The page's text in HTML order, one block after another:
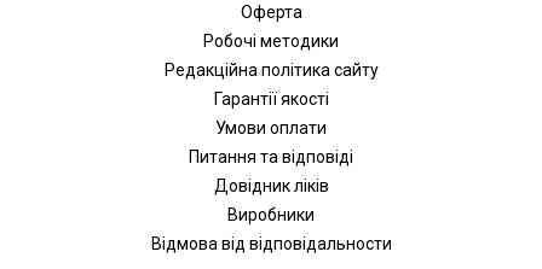
Оферта
Робочі методики
Редакційна політика сайту
Гарантії якості
Умови оплати
Питання та відповіді
Довідник ліків
Виробники
Відмова від відповідальности